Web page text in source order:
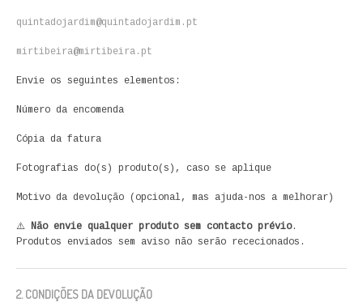
quintadojardim@quintadojardim.pt
mirtibeira@mirtibeira.pt
Envie os seguintes elementos:
Número da encomenda
Cópia da fatura
Fotografias do(s) produto(s), caso se aplique
Motivo da devolução (opcional, mas ajuda-nos a melhorar)
⚠️ Não envie qualquer produto sem contacto prévio.
Produtos enviados sem aviso não serão rececionados.
2. CONDIÇÕES DA DEVOLUÇÃO